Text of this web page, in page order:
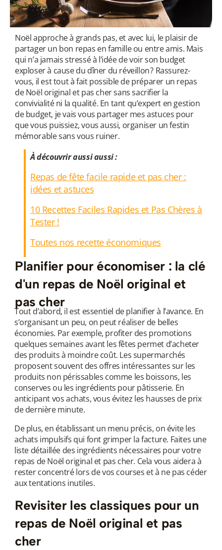
Noël approche à grands pas, et avec lui, le plaisir de
partager un bon repas en famille ou entre amis. Mais
qui n’a jamais stressé à l’idée de voir son budget
exploser à cause du dîner du réveillon ? Rassurez-
vous, il est tout à fait possible de préparer un repas
de Noël original et pas cher sans sacrifier la
convivialité ni la qualité. En tant qu’expert en gestion
de budget, je vais vous partager mes astuces pour
que vous puissiez, vous aussi, organiser un festin
mémorable sans vous ruiner.
À découvrir aussi aussi :
Repas de fête facile rapide et pas cher :
idées et astuces
10 Recettes Faciles Rapides et Pas Chères à
Tester !
Toutes nos recette économiques
Planifier pour économiser : la clé
d'un repas de Noël original et
pas cher
Tout d’abord, il est essentiel de planifier à l’avance. En
s’organisant un peu, on peut réaliser de belles
économies. Par exemple, profiter des promotions
quelques semaines avant les fêtes permet d’acheter
des produits à moindre coût. Les supermarchés
proposent souvent des offres intéressantes sur les
produits non périssables comme les boissons, les
conserves ou les ingrédients pour pâtisserie. En
anticipant vos achats, vous évitez les hausses de prix
de dernière minute.
De plus, en établissant un menu précis, on évite les
achats impulsifs qui font grimper la facture. Faites une
liste détaillée des ingrédients nécessaires pour votre
repas de Noël original et pas cher. Cela vous aidera à
rester concentré lors de vos courses et à ne pas céder
aux tentations inutiles.
Revisiter les classiques pour un
repas de Noël original et pas
cher